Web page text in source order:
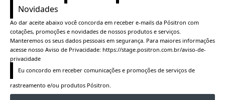
Novidades
Ao dar aceite abaixo você concorda em receber e-mails da Pósitron com
cotações, promoções e novidades de nossos produtos e serviços.
Manteremos os seus dados pessoais em segurança. Para maiores informações
acesse nosso Aviso de Privacidade: https://stage.positron.com.br/aviso-de-
privacidade
Eu concordo em receber comunicações e promoções de serviços de
rastreamento e/ou produtos Pósitron.